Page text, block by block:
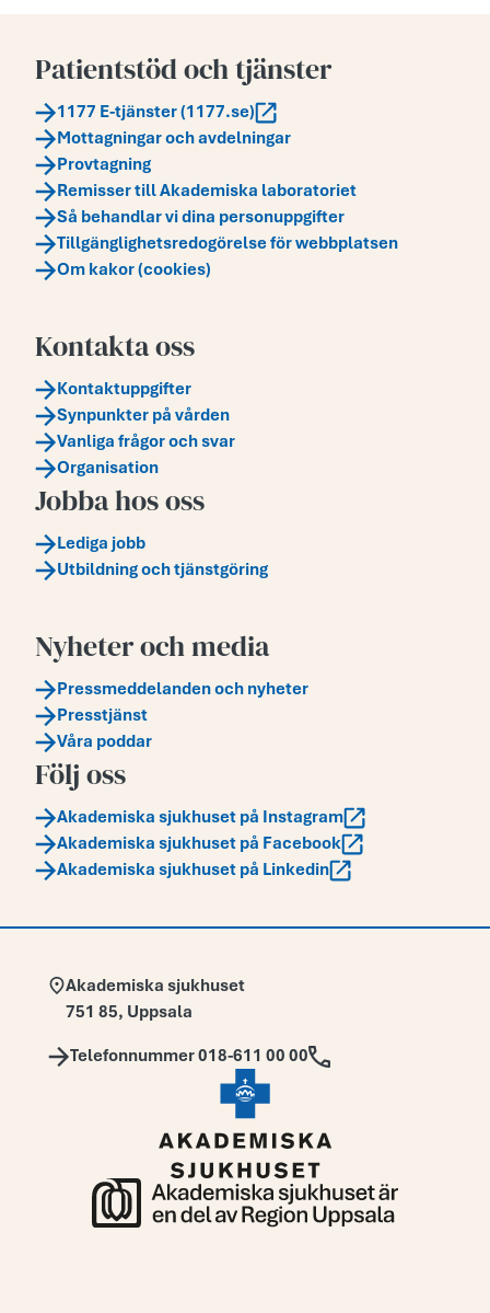
Patientstöd och tjänster
1177 E-tjänster (1177.se)
Mottagningar och avdelningar
Provtagning
Remisser till Akademiska laboratoriet
Så behandlar vi dina personuppgifter
Tillgänglighetsredogörelse för webbplatsen
Om kakor (cookies)
Kontakta oss
Kontaktuppgifter
Synpunkter på vården
Vanliga frågor och svar
Organisation
Jobba hos oss
Lediga jobb
Utbildning och tjänstgöring
Nyheter och media
Pressmeddelanden och nyheter
Presstjänst
Våra poddar
Följ oss
Akademiska sjukhuset på Instagram
Akademiska sjukhuset på Facebook
Akademiska sjukhuset på Linkedin
Adress:
Akademiska sjukhuset
751 85, Uppsala
Telefon:
Telefonnummer 018-611 00 00